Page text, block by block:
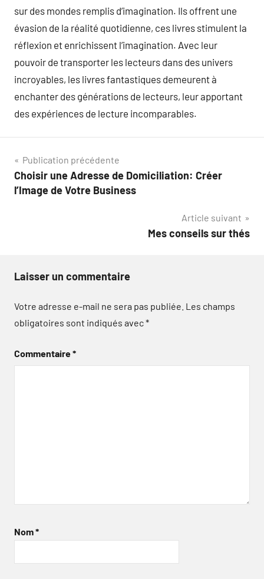
sur des mondes remplis d’imagination. Ils offrent une
évasion de la réalité quotidienne, ces livres stimulent la
réflexion et enrichissent l’imagination. Avec leur
pouvoir de transporter les lecteurs dans des univers
incroyables, les livres fantastiques demeurent à
enchanter des générations de lecteurs, leur apportant
des expériences de lecture incomparables.
Navigation
de
Publication précédente
Choisir une Adresse de Domiciliation: Créer
l’Image de Votre Business
Article suivant
Mes conseils sur thés
Laisser un commentaire
Votre adresse e-mail ne sera pas publiée. Les champs
obligatoires sont indiqués avec*
Commentaire*
Nom*